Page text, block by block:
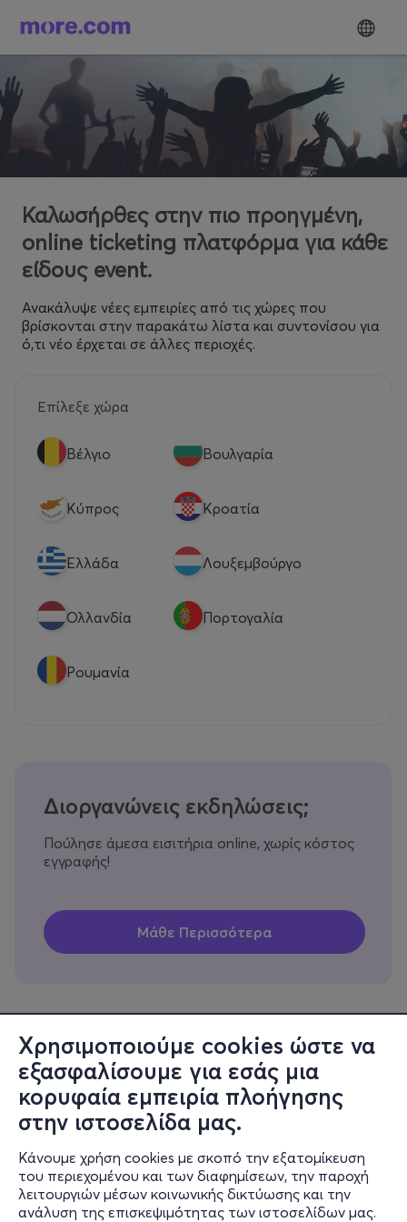
Χρησιμοποιούμε cookies ώστε να
εξασφαλίσουμε για εσάς μια
κορυφαία εμπειρία πλοήγησης
στην ιστοσελίδα μας.
Κάνουμε χρήση cookies με σκοπό την εξατομίκευση
του περιεχομένου και των διαφημίσεων, την παροχή
λειτουργιών μέσων κοινωνικής δικτύωσης και την
ανάλυση της επισκεψιμότητας των ιστοσελίδων μας.
Καλωσήρθες στην πιο προηγμένη,
online ticketing πλατφόρμα για κάθε
είδους event.
Ανακάλυψε νέες εμπειρίες από τις χώρες που
βρίσκονται στην παρακάτω λίστα και συντονίσου για
ό,τι νέο έρχεται σε άλλες περιοχές.
Επίλεξε χώρα
Βέλγιο Βουλγαρία
Κύπρος Κροατία
Eλλάδα Λουξεμβούργο
Ολλανδία Πορτογαλία
Ρουμανία
Διοργανώνεις εκδηλώσεις;
Πούλησε άμεσα εισιτήρια online, χωρίς κόστος
εγγραφής!
Πληροφορίες
Υποστήριξη
Stay Connected